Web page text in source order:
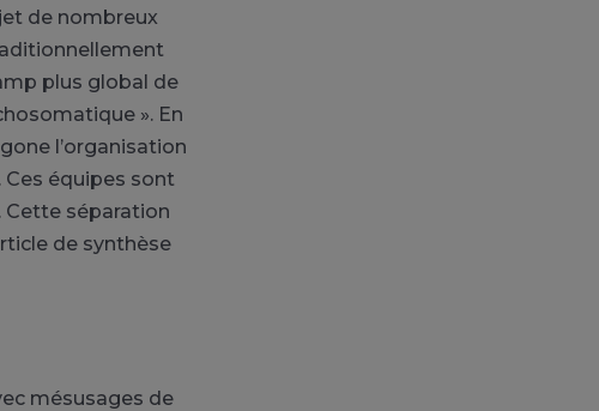
de nombreux
plus global de
». En
l’organisation
Ces équipes sont
Cette séparation
de synthèse
mésusages de